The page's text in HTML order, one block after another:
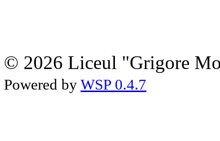
© 2026 Liceul "Grigore
Powered by WSP 0.4.7